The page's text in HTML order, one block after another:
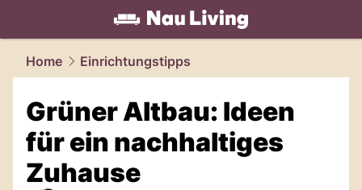
living.NAU.ch
Home Einrichtungstipps
Grüner Altbau: Ideen
für ein nachhaltiges
Zuhause